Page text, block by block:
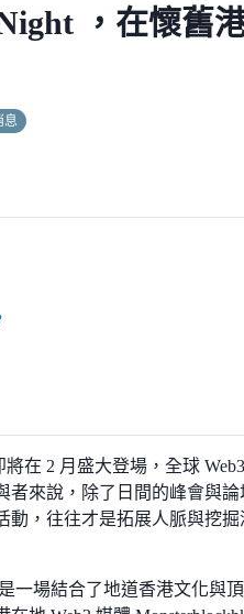
，在懷舊
息
將在 2 月盛大登場，全球
者來說，除了日間的峰會與論
動，往往才是拓展人脈與挖掘
一場結合了地道香港文化與